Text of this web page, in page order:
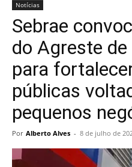
Notícias
Sebrae
do Agreste
para
públicas
pequenos
Por Alberto Alves - 8 de julho de